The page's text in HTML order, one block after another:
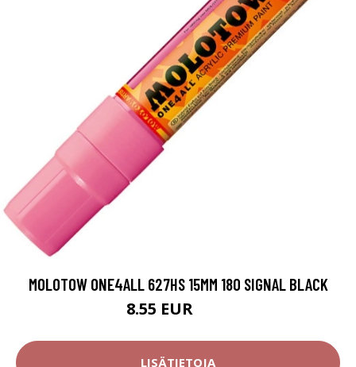
MOLOTOW ONE4ALL 627HS 15MM 180 SIGNAL BLACK
8.55 EUR
LISÄTIETOJA